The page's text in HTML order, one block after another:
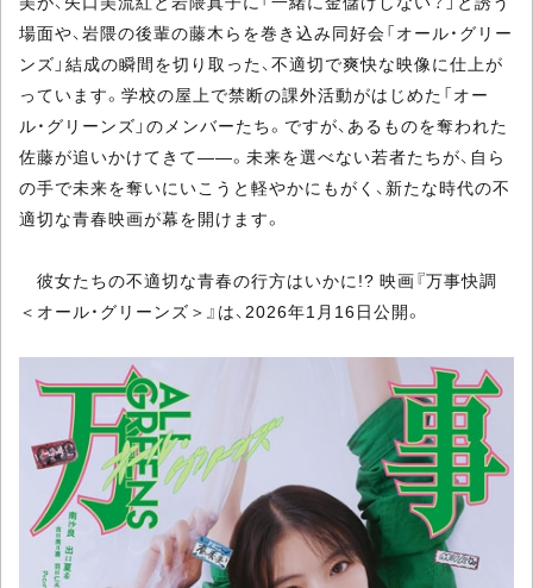
場面や、岩隈の後輩の藤木らを巻き込み同好会「オール・グリー
ンズ」結成の瞬間を切り取った、不適切で爽快な映像に仕上が
っています。学校の屋上で禁断の課外活動がはじめた「オー
ル・グリーンズ」のメンバーたち。ですが、あるものを奪われた
佐藤が追いかけてきて――。未来を選べない若者たちが、自ら
の手で未来を奪いにいこうと軽やかにもがく、新たな時代の不
適切な青春映画が幕を開けます。
彼女たちの不適切な青春の行方はいかに!? 映画『万事快調
＜オール・グリーンズ＞』は、2026年1月16日公開。